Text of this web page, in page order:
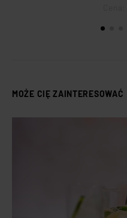
MOŻE CIĘ ZAINTERESOWAĆ